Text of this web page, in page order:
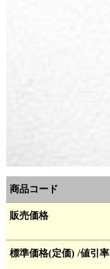
商品コード
販売価格
標準価格(定価) /値引率